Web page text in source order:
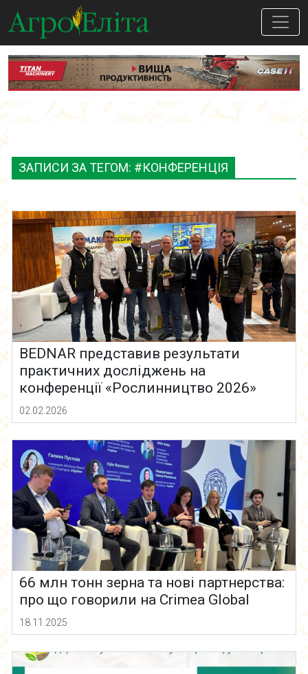
ЗАПИСИ ЗА ТЕГОМ: #КОНФЕРЕНЦІЯ
BEDNAR представив результати
практичних досліджень на
конференції «Рослинництво 2026»
02.02.2026
66 млн тонн зерна та нові партнерства:
про що говорили на Crimea Global
18.11.2025